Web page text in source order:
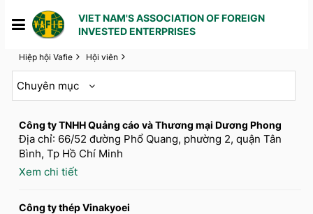
VIET NAM'S ASSOCIATION OF FOREIGN
INVESTED ENTERPRISES
Hiệp hội Vafie
Hội viên
Chuyên mục
Công ty TNHH Quảng cáo và Thương mại Dương Phong
Địa chỉ: 66/52 đường Phổ Quang, phường 2, quận Tân
Bình, Tp Hồ Chí Minh
Xem chi tiết
Công ty thép Vinakyoei